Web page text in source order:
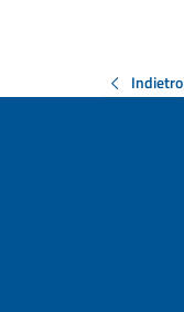
Indietro